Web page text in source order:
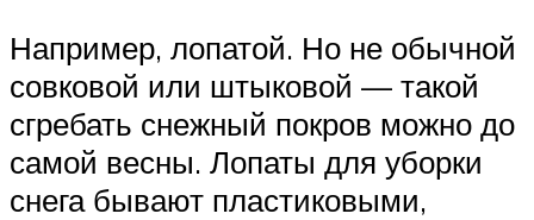
Например, лопатой. Но не обычной
совковой или штыковой — такой
сгребать снежный покров можно до
самой весны. Лопаты для уборки
снега бывают пластиковыми,